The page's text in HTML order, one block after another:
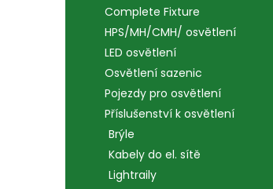
Complete Fixture
HPS/MH/CMH/ osvětlení
LED osvětlení
Osvětlení sazenic
Pojezdy pro osvětlení
Příslušenství k osvětlení
Brýle
Kabely do el. sítě
Lightraily